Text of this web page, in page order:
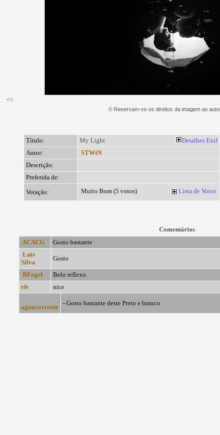
<<
© Reservam-se os direitos da imagem ao
Título: My Light Detalhes Exif
Autor:
STWiN
Descrição:
Preferida de:
Votação:
Muito Bom (5 votos) Lista de Votos
Comentários
ACACG
Gosto bastante
Luis
Silva
Gosto
RFogel
Belo reflexo.
efe
nice
aguacorrente
- Gosto bastante deste Preto e branco